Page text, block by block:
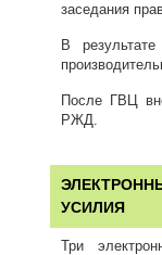
заседания
В
После ГВЦ
РЖД.
УСИЛИЯ
Три